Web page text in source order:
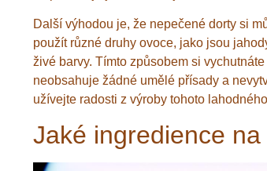
Další výhodou je, že nepečené dorty si
použít různé druhy ovoce, jako jsou
živé barvy. Tímto způsobem si
neobsahuje žádné umělé přísady a
užívejte radosti z výroby tohoto
Jaké ingredience